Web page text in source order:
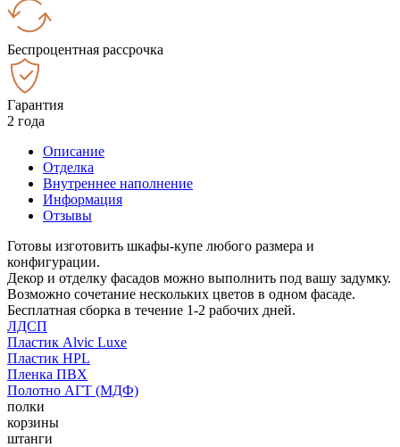
Беспроцентная рассрочка
Гарантия
2 года
Описание
Отделка
Внутреннее наполнение
Информация
Отзывы
Готовы изготовить шкафы-купе любого размера и
конфигурации.
Декор и отделку фасадов можно выполнить под вашу задумку.
Возможно сочетание нескольких цветов в одном фасаде.
Бесплатная сборка в течение 1-2 рабочих дней.
ЛДСП
Пластик Alvic Luxe
Пластик HPL
Пленка ПВХ
Полотно АГТ (МДФ)
полки
корзины
штанги